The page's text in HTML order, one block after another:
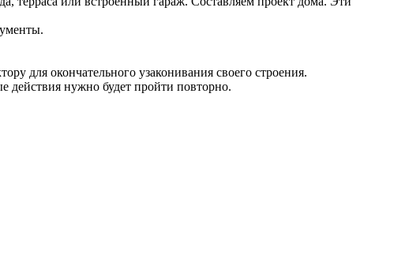
для окончательного узаконивания своего строения.
действия нужно будет пройти повторно.